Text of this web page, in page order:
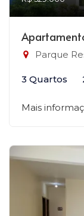
Parque
3 Quartos
Mais